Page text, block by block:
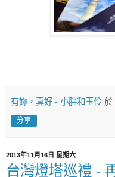
有妳，真好 - 小胖和玉伶 於
分享
2013年11月16日 星期六
台灣燈塔巡禮 -